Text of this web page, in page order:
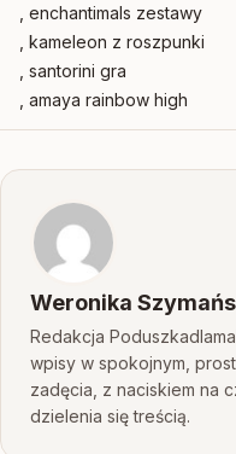
, enchantimals zestawy
, kameleon z roszpunki
, santorini gra
, amaya rainbow high
Weronika
Redakcja
wpisy w spokojnym,
zadęcia, z naciskiem na
dzielenia się treścią.